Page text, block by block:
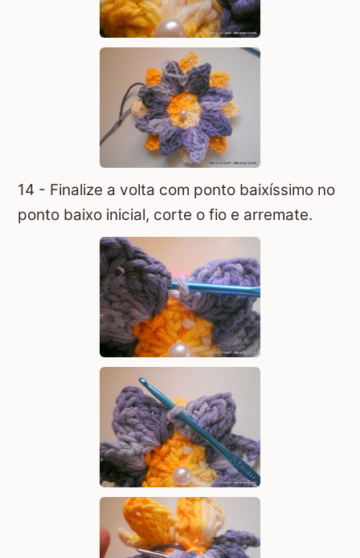
14 - Finalize a volta com ponto baixíssimo no
ponto baixo inicial, corte o fio e arremate.